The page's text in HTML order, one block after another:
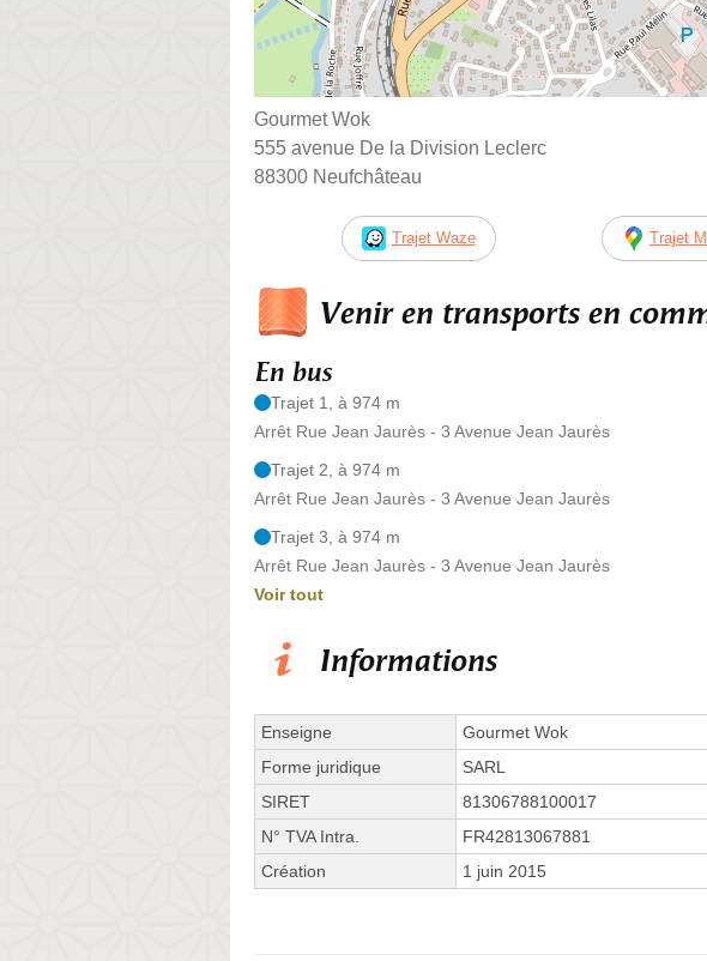
Gourmet Wok
555 avenue De la Division Leclerc
88300 Neufchâteau
Trajet Waze Trajet
Venir en transports en
En bus
Trajet 1, à 974 m
Arrêt Rue Jean Jaurès - 3 Avenue Jean Jaurès
Trajet 2, à 974 m
Arrêt Rue Jean Jaurès - 3 Avenue Jean Jaurès
Trajet 3, à 974 m
Arrêt Rue Jean Jaurès - 3 Avenue Jean Jaurès
Voir tout
Informations
Enseigne
Gourmet Wok
Forme juridique
SARL
SIRET
81306788100017
N° TVA Intra.
FR42813067881
Création
1 juin 2015